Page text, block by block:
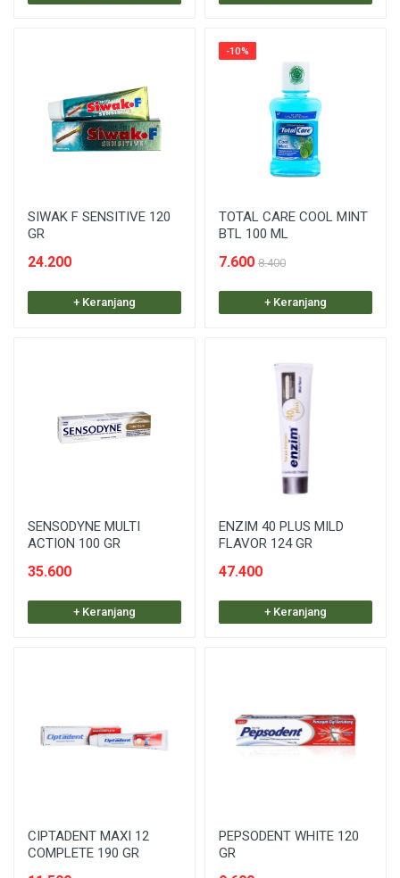
SIWAK F SENSITIVE 120
GR
24.200
+ Keranjang
-10%
TOTAL CARE COOL MINT
BTL 100 ML
7.600 8.400
+ Keranjang
SENSODYNE MULTI
ACTION 100 GR
35.600
+ Keranjang
ENZIM 40 PLUS MILD
FLAVOR 124 GR
47.400
+ Keranjang
CIPTADENT MAXI 12
COMPLETE 190 GR
PEPSODENT WHITE 120
GR